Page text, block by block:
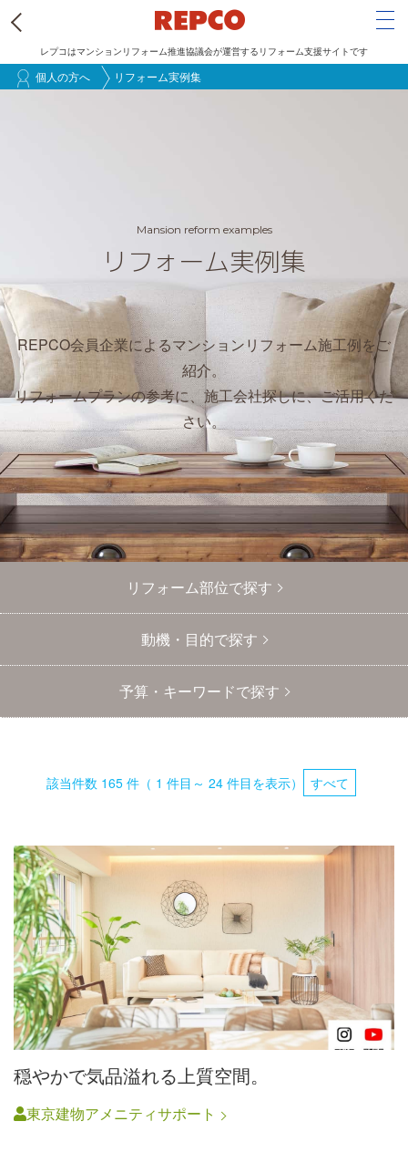
に
移
動
レプコはマンションリフォーム推進協議会が運営するリフォーム支援サイトです
個人の方へ リフォーム実例集
Mansion reform examples
リフォーム実例集
REPCO会員企業によるマンションリフォーム施工例をご
紹介。
リフォームプランの参考に、施工会社探しに、ご活用くだ
さい。
Primary
リフォーム部位で探す
動機・目的で探す
予算・キーワードで探す
該当件数 165 件（ 1 件目～ 24 件目を表示） すべて
穏やかで気品溢れる上質空間。
東京建物アメニティサポート